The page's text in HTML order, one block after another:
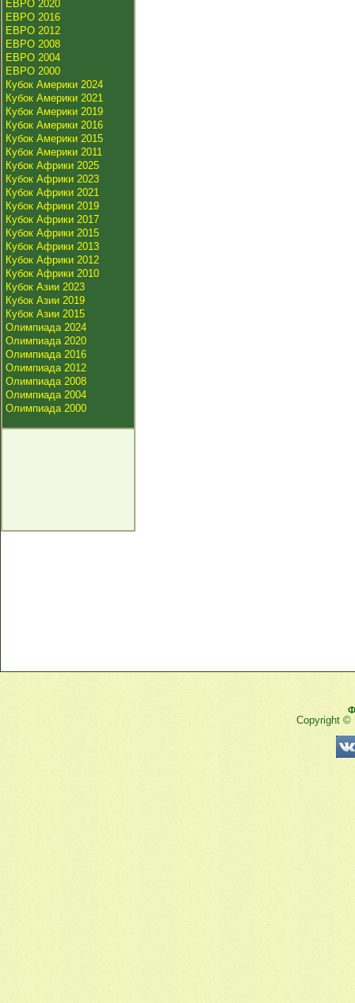
ЕВРО 2020
ЕВРО 2016
ЕВРО 2012
ЕВРО 2008
ЕВРО 2004
ЕВРО 2000
Кубок Америки 2024
Кубок Америки 2021
Кубок Америки 2019
Кубок Америки 2016
Кубок Америки 2015
Кубок Америки 2011
Кубок Африки 2025
Кубок Африки 2023
Кубок Африки 2021
Кубок Африки 2019
Кубок Африки 2017
Кубок Африки 2015
Кубок Африки 2013
Кубок Африки 2012
Кубок Африки 2010
Кубок Азии 2023
Кубок Азии 2019
Кубок Азии 2015
Олимпиада 2024
Олимпиада 2020
Олимпиада 2016
Олимпиада 2012
Олимпиада 2008
Олимпиада 2004
Олимпиада 2000
Copyright ©